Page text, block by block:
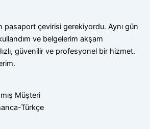
pasaport çevirisi gerekiyordu. Aynı gün
ve belgelerim akşam
güvenilir ve profesyonel bir hizmet.
Müşteri
Türkçe